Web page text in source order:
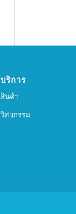
บริการ
สินค้า
วิศวกรรม